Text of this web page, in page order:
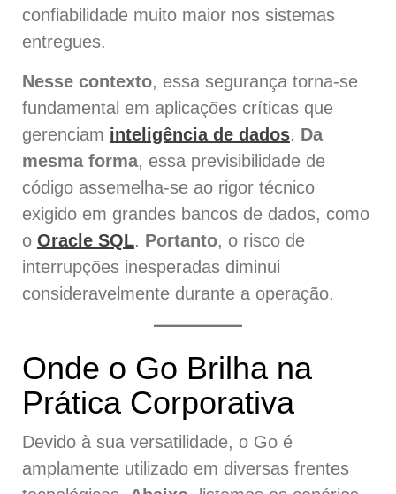
confiabilidade muito maior nos sistemas
entregues.
Nesse contexto, essa segurança torna-se
fundamental em aplicações críticas que
gerenciam inteligência de dados. Da
mesma forma, essa previsibilidade de
código assemelha-se ao rigor técnico
exigido em grandes bancos de dados, como
o Oracle SQL. Portanto, o risco de
interrupções inesperadas diminui
consideravelmente durante a operação.
Onde o Go Brilha na
Prática Corporativa
Devido à sua versatilidade, o Go é
amplamente utilizado em diversas frentes